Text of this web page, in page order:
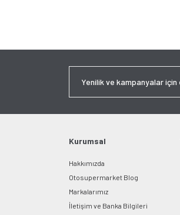
Kurumsal
Hakkımızda
Otosupermarket Blog
Markalarımız
İletişim ve Banka Bilgileri